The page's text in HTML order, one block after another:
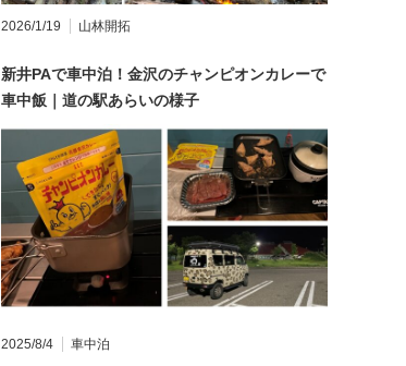
2026/1/19 山林開拓
新井PAで車中泊！金沢のチャンピオンカレーで
車中飯｜道の駅あらいの様子
2025/8/4 車中泊